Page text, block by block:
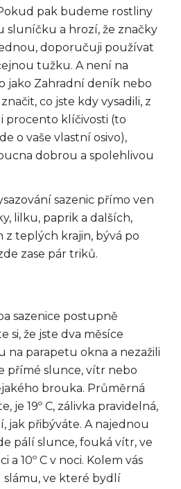
pak budeme rostliny
sluníčku a hrozí, že značky
doporučuji používat
tužku. A není na
jako Zahradní deník nebo
co jste kdy vysadili, z
procento klíčivosti (to
o vaše vlastní osivo),
dobrou a spolehlivou
sazenic přímo ven
lilku, paprik a dalších,
z teplých krajin, bývá po
zase pár triků.
sazenice postupně
si, že jste dva měsíce
na parapetu okna a nezažili
přímé slunce, vítr nebo
brouka. Průměrná
je 19º C, zálivka pravidelná,
jak přibýváte. A najednou
pálí slunce, fouká vítr, ve
a 10º C v noci. Kolem vás
slámu, ve které bydlí